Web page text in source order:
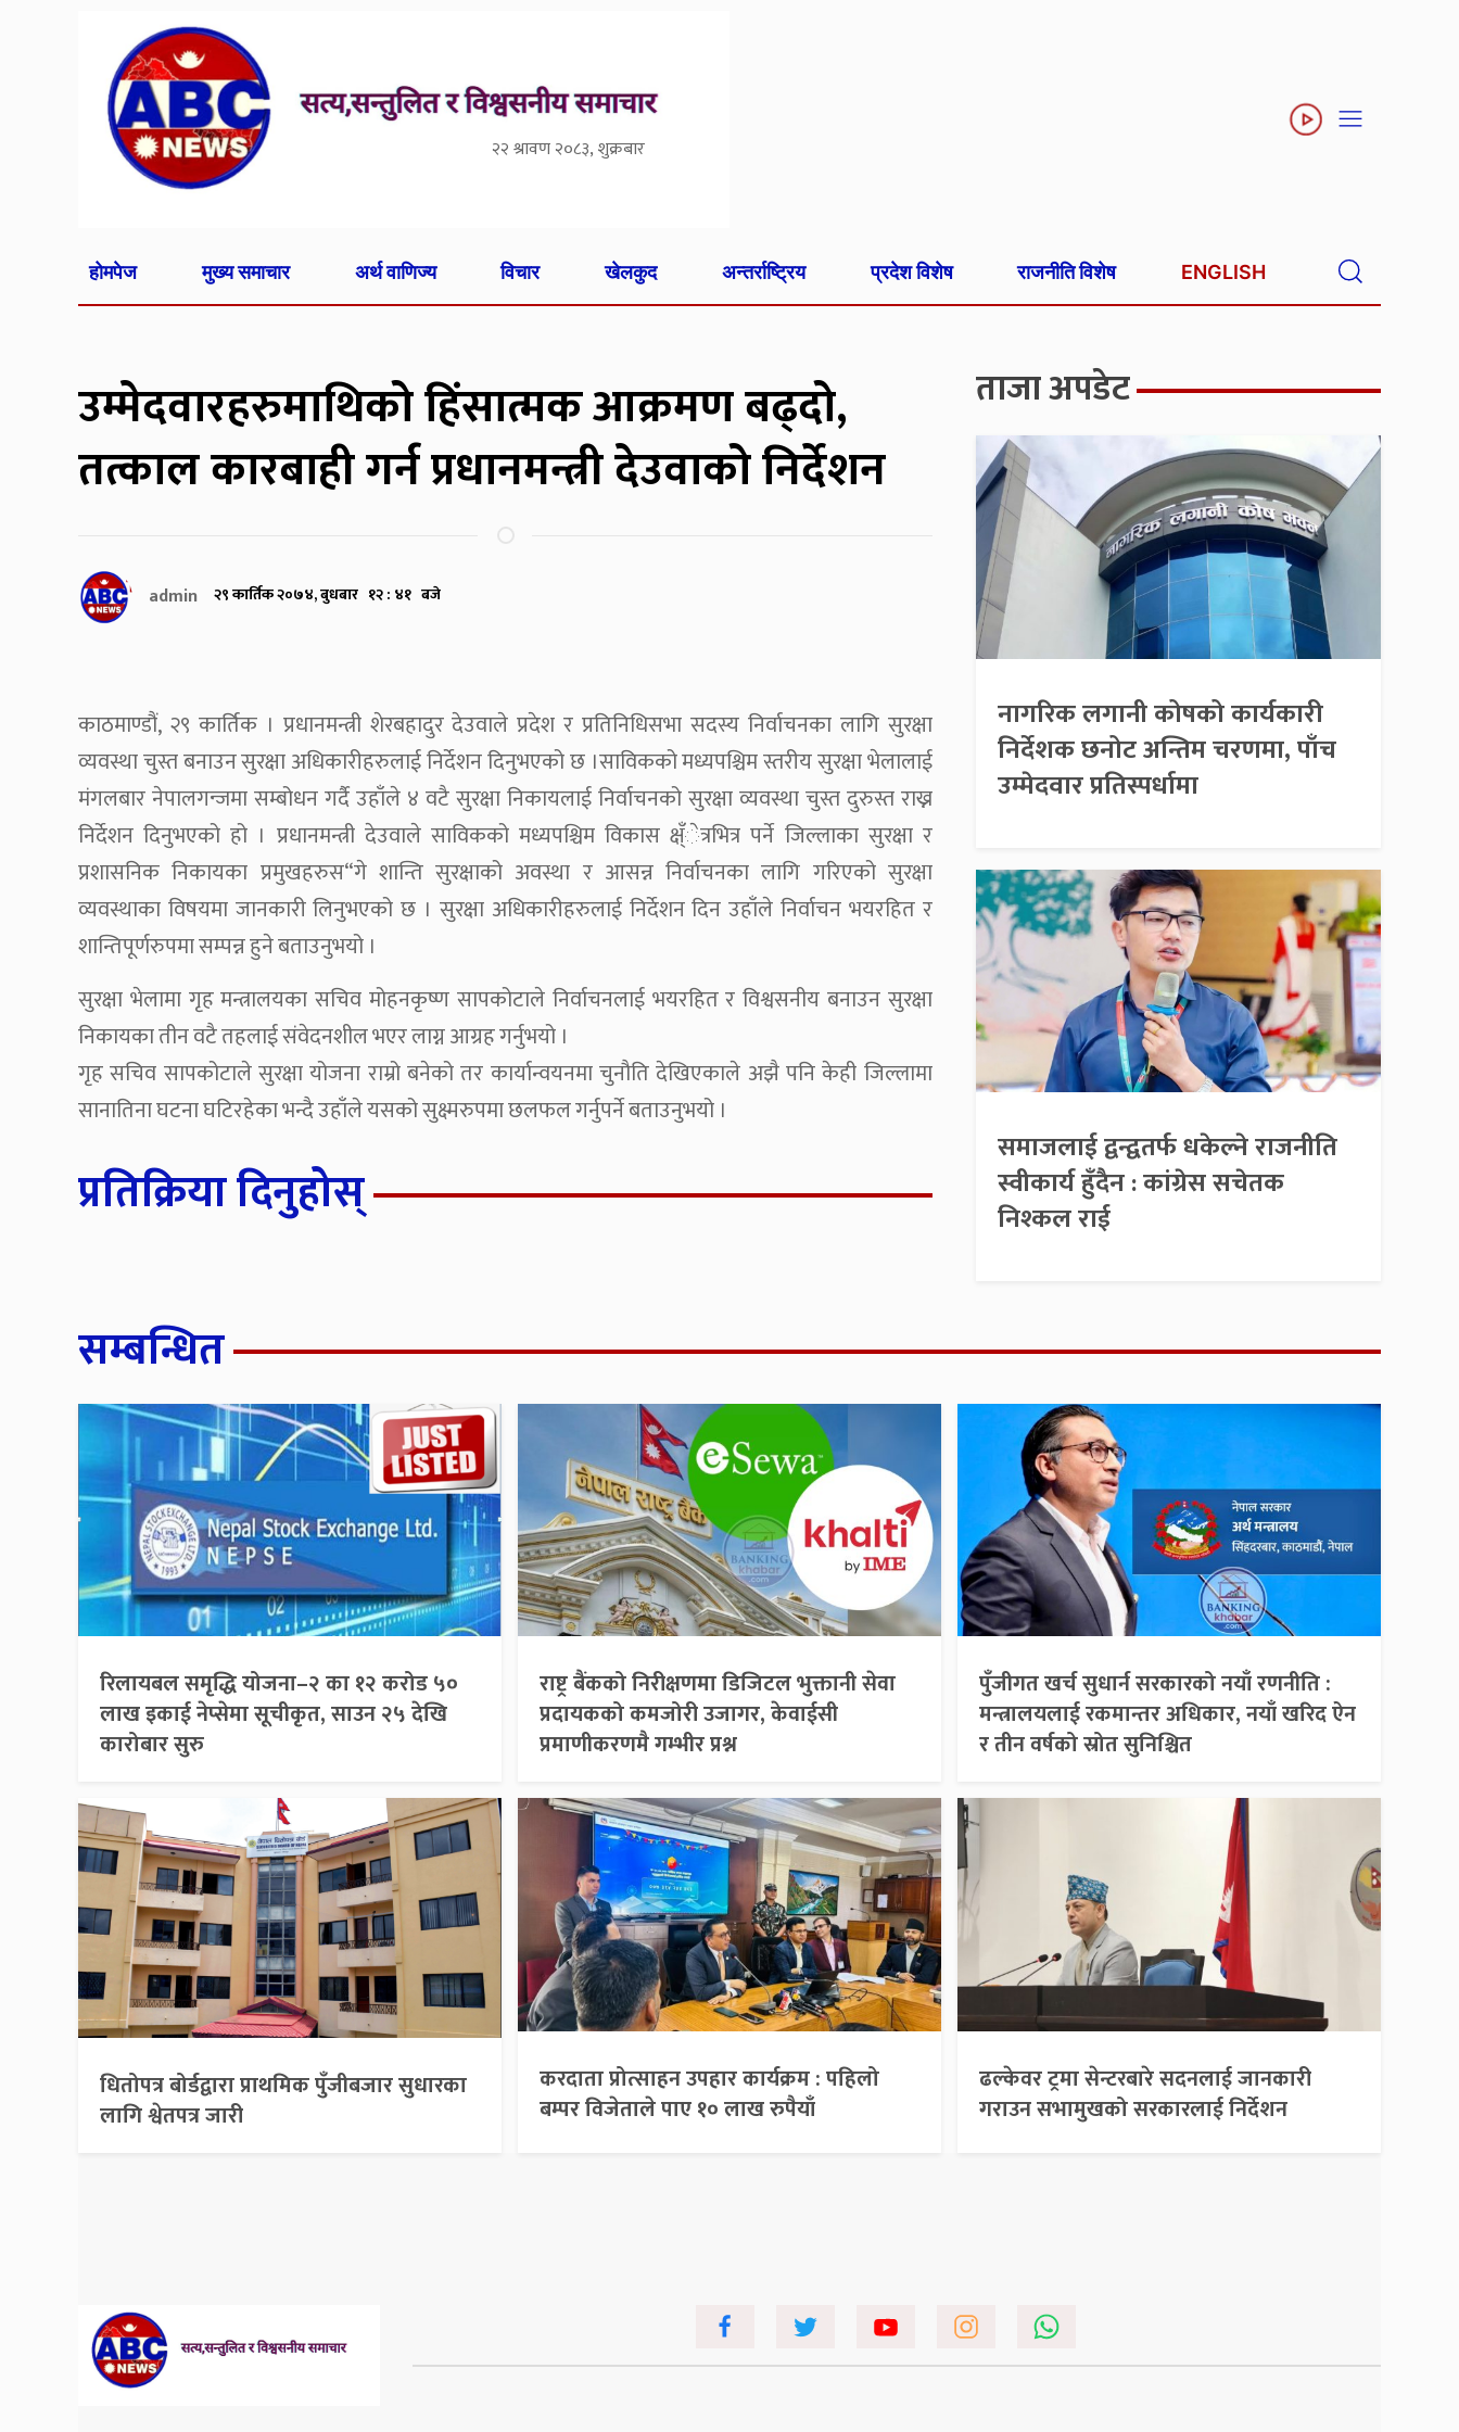
२२ श्रावण २०८३, शुक्रबार
होमपेज मुख्य समाचार अर्थ वाणिज्य विचार खेलकुद अन्तर्राष्ट्रिय प्रदेश विशेष राजनीति विशेष ENGLISH
उम्मेदवारहरुमाथिको हिंसात्मक आक्रमण बढ्दो,
तत्काल कारबाही गर्न प्रधानमन्त्री देउवाको निर्देशन
admin २९ कार्तिक २०७४, बुधबार १२ : ४१ बजे
काठमाण्डौं, २९ कार्तिक । प्रधानमन्त्री शेरबहादुर देउवाले प्रदेश र प्रतिनिधिसभा सदस्य निर्वाचनका लागि सुरक्षा
व्यवस्था चुस्त बनाउन सुरक्षा अधिकारीहरुलाई निर्देशन दिनुभएको छ ।साविकको मध्यपश्चिम स्तरीय सुरक्षा भेलालाई
मंगलबार नेपालगन्जमा सम्बोधन गर्दै उहाँले ४ वटै सुरक्षा निकायलाई निर्वाचनको सुरक्षा व्यवस्था चुस्त दुरुस्त राख्न
निर्देशन दिनुभएको हो । प्रधानमन्त्री देउवाले साविकको मध्यपश्चिम विकास क्ष्ँेत्रभित्र पर्ने जिल्लाका सुरक्षा र
प्रशासनिक निकायका प्रमुखहरुस“गे शान्ति सुरक्षाको अवस्था र आसन्न निर्वाचनका लागि गरिएको सुरक्षा
व्यवस्थाका विषयमा जानकारी लिनुभएको छ । सुरक्षा अधिकारीहरुलाई निर्देशन दिन उहाँले निर्वाचन भयरहित र
शान्तिपूर्णरुपमा सम्पन्न हुने बताउनुभयो ।
सुरक्षा भेलामा गृह मन्त्रालयका सचिव मोहनकृष्ण सापकोटाले निर्वाचनलाई भयरहित र विश्वसनीय बनाउन सुरक्षा
निकायका तीन वटै तहलाई संवेदनशील भएर लाग्न आग्रह गर्नुभयो ।
गृह सचिव सापकोटाले सुरक्षा योजना राम्रो बनेको तर कार्यान्वयनमा चुनौति देखिएकाले अझै पनि केही जिल्लामा
सानातिना घटना घटिरहेका भन्दै उहाँले यसको सुक्ष्मरुपमा छलफल गर्नुपर्ने बताउनुभयो ।
प्रतिक्रिया दिनुहोस्
ताजा अपडेट
नागरिक लगानी कोषको कार्यकारी
निर्देशक छनोट अन्तिम चरणमा, पाँच
उम्मेदवार प्रतिस्पर्धामा
समाजलाई द्वन्द्वतर्फ धकेल्ने राजनीति
स्वीकार्य हुँदैन : कांग्रेस सचेतक
निश्कल राई
सम्बन्धित
रिलायबल समृद्धि योजना–२ का १२ करोड ५०
लाख इकाई नेप्सेमा सूचीकृत, साउन २५ देखि
कारोबार सुरु
राष्ट्र बैंकको निरीक्षणमा डिजिटल भुक्तानी सेवा
प्रदायकको कमजोरी उजागर, केवाईसी
प्रमाणीकरणमै गम्भीर प्रश्न
पुँजीगत खर्च सुधार्न सरकारको नयाँ रणनीति :
मन्त्रालयलाई रकमान्तर अधिकार, नयाँ खरिद ऐन
र तीन वर्षको स्रोत सुनिश्चित
धितोपत्र बोर्डद्वारा प्राथमिक पुँजीबजार सुधारका
लागि श्वेतपत्र जारी
करदाता प्रोत्साहन उपहार कार्यक्रम : पहिलो
बम्पर विजेताले पाए १० लाख रुपैयाँ
ढल्केवर ट्रमा सेन्टरबारे सदनलाई जानकारी
गराउन सभामुखको सरकारलाई निर्देशन